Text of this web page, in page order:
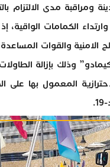
ومراقبة مدى الالتزام
الكمامات الواقية،
والقوات
وذلك بإزالة
المعمول بها